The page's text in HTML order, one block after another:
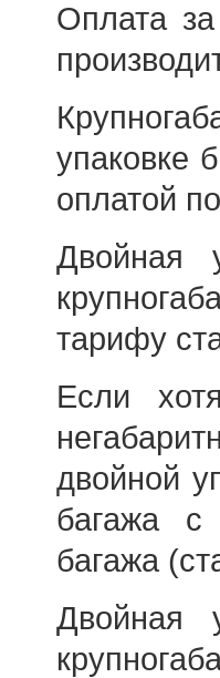
Оплата за
упаковке
оплатой
Двойная
тарифу
Если
двойной
багажа с
багажа
Двойная